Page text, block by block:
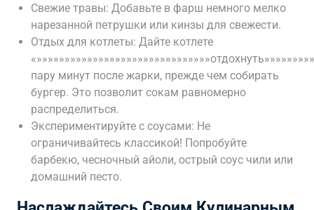
Свежие травы: Добавьте в фарш немного мелко
нарезанной петрушки или кинзы для свежести.
Отдых для котлеты: Дайте котлете
пару минут после жарки, прежде чем собирать
бургер. Это позволит сокам равномерно
распределиться.
Экспериментируйте с соусами: Не
ограничивайтесь классикой! Попробуйте
барбекю, чесночный айоли, острый соус чили или
домашний песто.